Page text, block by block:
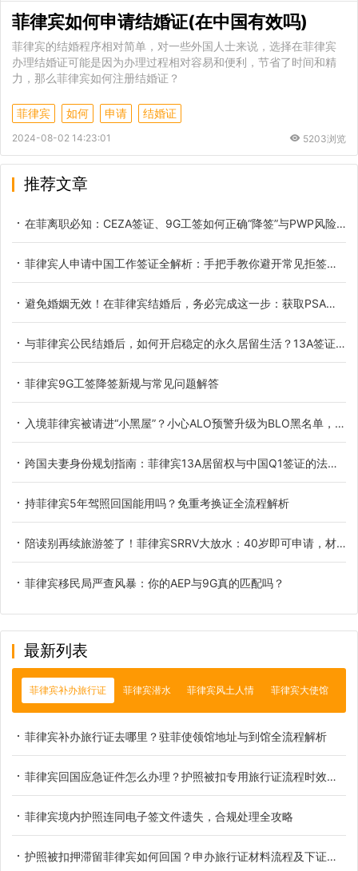
菲律宾如何申请结婚证(在中国有效吗)
菲律宾的结婚程序相对简单，对一些外国人士来说，选择在菲律宾
办理结婚证可能是因为办理过程相对容易和便利，节省了时间和精
力，那么菲律宾如何注册结婚证？
菲律宾 如何 申请 结婚证
2024-08-02 14:23:01 5203浏览
推荐文章
在菲离职必知：CEZA签证、9G工签如何正确“降签”与PWP风险解析
菲律宾人申请中国工作签证全解析：手把手教你避开常见拒签雷区
避免婚姻无效！在菲律宾结婚后，务必完成这一步：获取PSA认证结婚证号
与菲律宾公民结婚后，如何开启稳定的永久居留生活？13A签证和13C签证全解析
菲律宾9G工签降签新规与常见问题解答
入境菲律宾被请进“小黑屋”？小心ALO预警升级为BLO黑名单，教你紧急止损
跨国夫妻身份规划指南：菲律宾13A居留权与中国Q1签证的法律边界与进阶路径
持菲律宾5年驾照回国能用吗？免重考换证全流程解析
陪读别再续旅游签了！菲律宾SRRV大放水：40岁即可申请，材料周期全解析
菲律宾移民局严查风暴：你的AEP与9G真的匹配吗？
最新列表
菲律宾补办旅行证 菲律宾潜水 菲律宾风土人情 菲律宾大使馆
菲律宾补办旅行证去哪里？驻菲使领馆地址与到馆全流程解析
菲律宾回国应急证件怎么办理？护照被扣专用旅行证流程时效说明
菲律宾境内护照连同电子签文件遗失，合规处理全攻略
护照被扣押滞留菲律宾如何回国？申办旅行证材料流程及下证时间